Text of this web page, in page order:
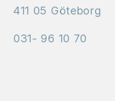
411 05 Göteborg
031- 96 10 70